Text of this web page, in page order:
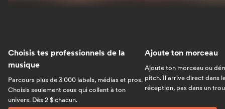
Choisis tes professionnels de la
musique
Parcours plus de 3 000 labels, médias et pros.
Choisis seulement ceux qui collent à ton
univers. Dès 2 $ chacun.
Ajoute ton morceau
Ajoute ton morceau ou
pitch. Il arrive direct dans
réception, pas dans un